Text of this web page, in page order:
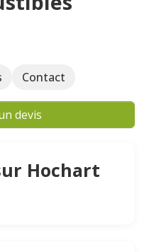
Contact
devis
Hochart